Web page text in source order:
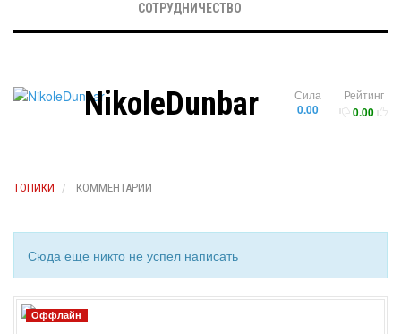
СОТРУДНИЧЕСТВО
Рейтинг
0.00
Сила
0.00
NikoleDunbar
ТОПИКИ КОММЕНТАРИИ
Сюда еще никто не успел написать
Оффлайн